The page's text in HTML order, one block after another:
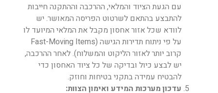
עם הגעת הציוד והמלאי, ההרכבה וההתקנה חייבות
להתבצע בהתאם לשרטוט הפריסה המאושר. יש
לוודא שכל אזור אחסון מקבל את המלאי המיועד לו
על פי ניתוח תדירות הגישה (Fast-Moving Items
קרוב יותר לאזור הליקוט והמשלוח). לאחר ההרכבה,
יש לבצע כיול ובדיקה של כל ציוד האחסון כדי
להבטיח עמידה בתקני בטיחות וחוזק.
עדכון מערכות המידע ואימון הצוות: